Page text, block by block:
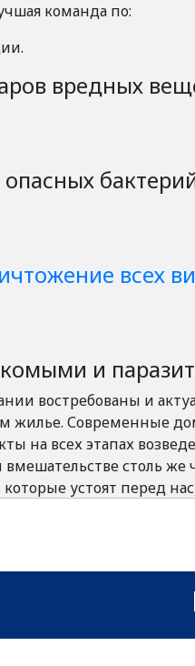
команда по:
вредных
всех
и
востребованы и
жилье. Современные
на всех этапах
столь же
которые устоят перед